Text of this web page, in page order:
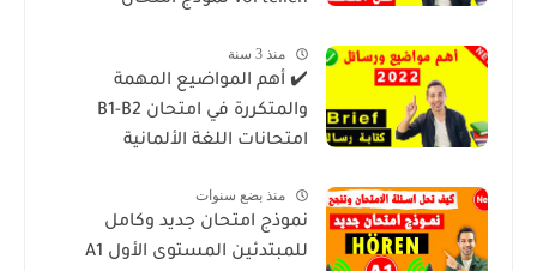
منذ 3 سنة
✔️ أهم المواضيع المهمة
والمتكررة في امتحان B1-B2
امتحانات اللغة الألمانية
منذ بضع سنوات
نموذج امتحان جديد وكامل
للمبتدئين المستوى الأول A1